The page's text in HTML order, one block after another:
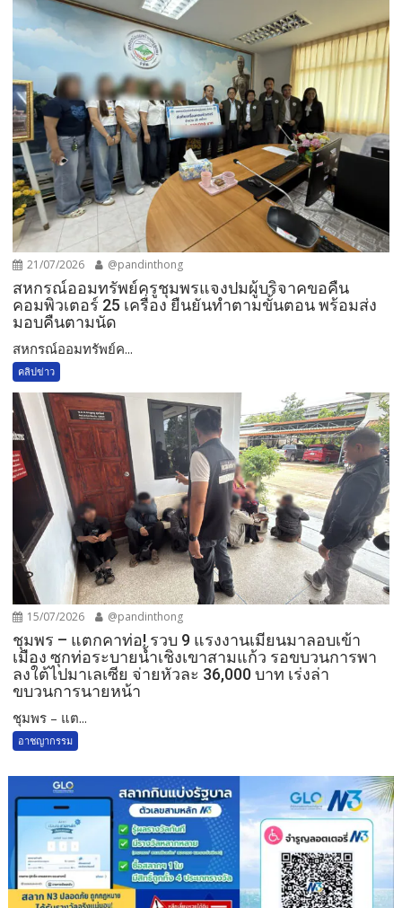
21/07/2026 @pandinthong
สหกรณ์ออมทรัพย์ครูชุมพรแจงปมผู้บริจาคขอคืน
คอมพิวเตอร์ 25 เครื่อง ยืนยันทำตามขั้นตอน พร้อมส่ง
มอบคืนตามนัด
สหกรณ์ออมทรัพย์ค...
คลิปข่าว
15/07/2026 @pandinthong
ชุมพร – แตกคาท่อ! รวบ 9 แรงงานเมียนมาลอบเข้า
เมือง ซุกท่อระบายน้ำเชิงเขาสามแก้ว รอขบวนการพา
ลงใต้ไปมาเลเซีย จ่ายหัวละ 36,000 บาท เร่งล่า
ขบวนการนายหน้า
ชุมพร – แต...
อาชญากรรม